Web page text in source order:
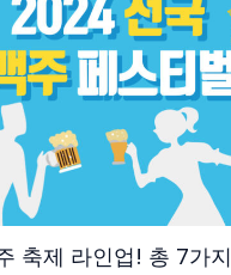
축제 라인업! 총 7가지